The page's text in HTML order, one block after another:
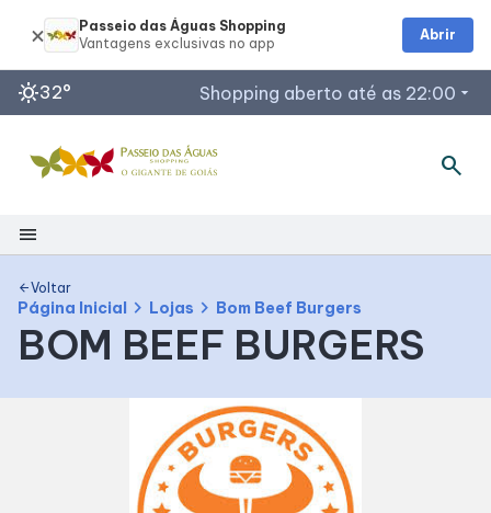
sunny32° Shopping aberto até as 22:00 arrow_drop_down
Horários de Funcionamento
Lojas
Acessar todos os horários
search
menu
Shopping
Mapa Interno
Como Chegar
arrow_backVoltar
Página Inicial chevron_right Lojas chevron_right Bom Beef Burgers
BOM BEEF BURGERS
Passeio das Águas Shopping
Abrir